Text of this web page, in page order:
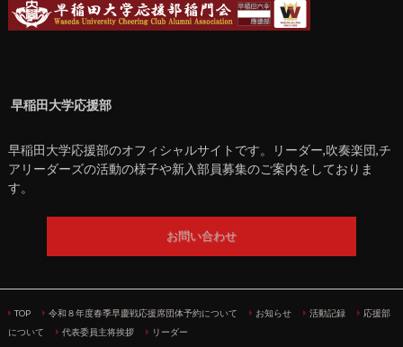
早稲田大学応援部
早稲田大学応援部のオフィシャルサイトです。リーダー,吹奏楽団,チ
アリーダーズの活動の様子や新入部員募集のご案内をしておりま
す。
お問い合わせ
TOP 令和８年度春季早慶戦応援席団体予約について お知らせ 活動記録
応援部
について
代表委員主将挨拶 リーダー